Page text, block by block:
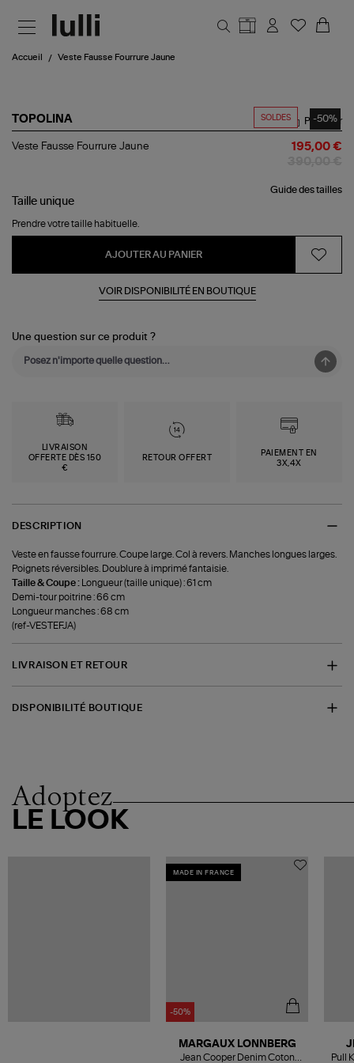
Accueil Veste Fausse Fourrure Jaune
SOLDES -50%
TOPOLINA
Veste
Partager
Veste Fausse Fourrure Jaune 195,00 €
Guide des tailles
Taille unique
Prendre votre taille habituelle.
AJOUTER AU PANIER
VOIR DISPONIBILITÉ EN BOUTIQUE
Une question sur ce produit ?
LIVRAISON
OFFERTE DÈS 150
€
RETOUR OFFERT
PAIEMENT EN
3X,4X
DESCRIPTION
Veste en fausse fourrure. Coupe large. Col à revers. Manches longues larges.
Poignets réversibles. Doublure à imprimé fantaisie.
Taille & Coupe : Longueur (taille unique) : 61 cm
Demi-tour poitrine : 66 cm
Longueur manches : 68 cm
(ref-VESTEFJA)
LIVRAISON ET RETOUR
DISPONIBILITÉ BOUTIQUE
Adoptez
LE LOOK
MADE IN FRANCE
-50%
MARGAUX LONNBERG
Jean Cooper Denim Coton
Pull